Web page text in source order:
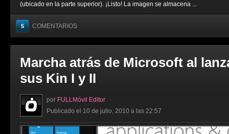
(ubicado en la parte superior). ¡Listo! La imagen se almacena ...
5 COMENTARIOS
Marcha atrás de Microsoft al
sus Kin I y II
por FULLMóvil Editor
Publicado el 10 de julio, 2010 a las 22:57